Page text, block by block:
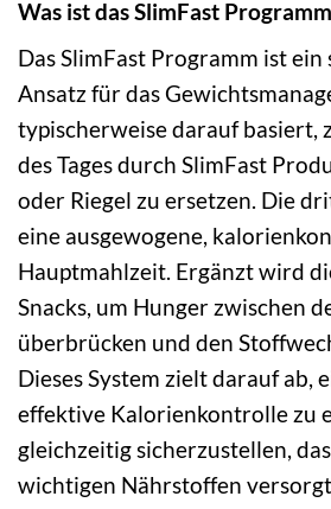
Was ist das SlimFast
Das SlimFast Programm ist
Ansatz für das
typischerweise darauf basiert,
des Tages durch SlimFast
oder Riegel zu ersetzen. Die
eine ausgewogene,
Hauptmahlzeit. Ergänzt wird
Snacks, um Hunger zwischen
überbrücken und den
Dieses System zielt darauf ab,
effektive Kalorienkontrolle zu
gleichzeitig sicherzustellen,
wichtigen Nährstoffen